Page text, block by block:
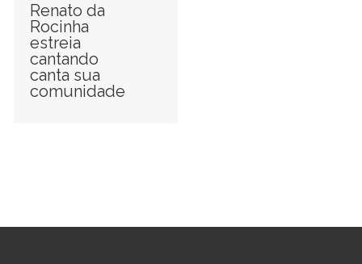
Renato da
Rocinha
estreia
cantando
canta sua
comunidade